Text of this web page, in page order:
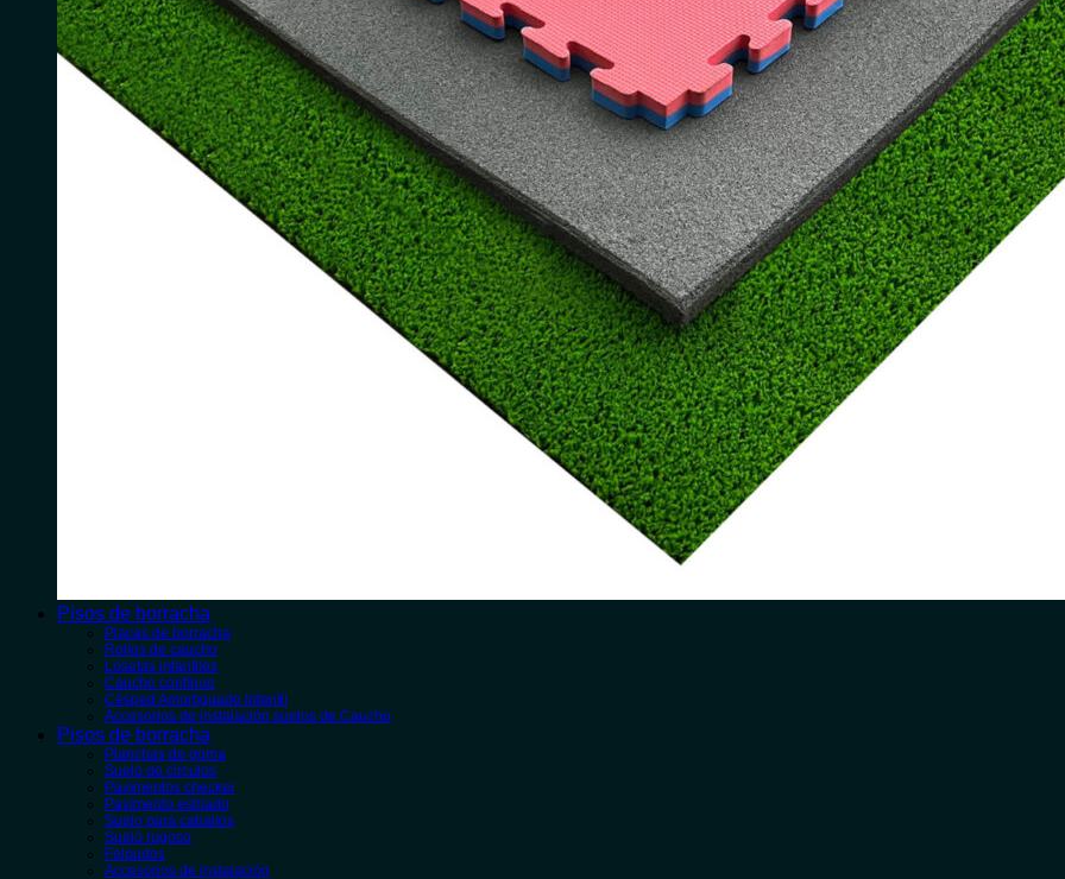
Pisos de borracha
Placas de borracha
Rollos de caucho
Losetas infantiles
Caucho contínuo
Césped Amortiguado Infantil
Accesorios de instalación suelos de Caucho
Pisos de borracha
Planchas de goma
Suelo de círculos
Pavimentos checker
Pavimento estriado
Suelo para caballos
Suelo rugoso
Felpudos
Accesorios de instalación